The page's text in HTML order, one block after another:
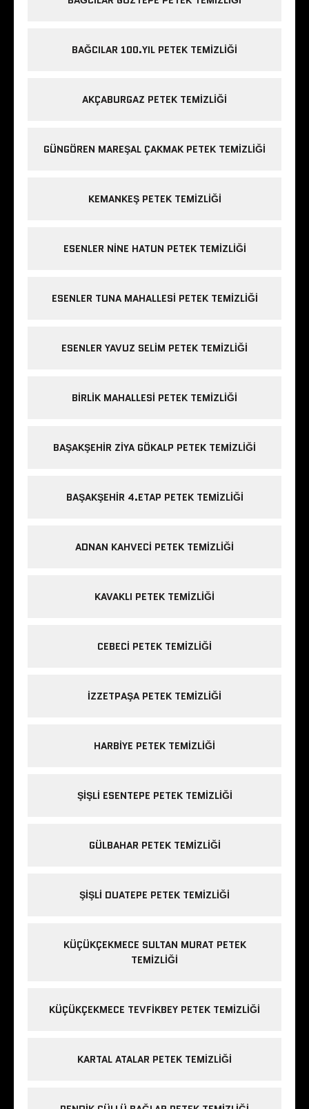
BAĞCILAR 100.YIL PETEK TEMIZLIĞI
AKÇABURGAZ PETEK TEMIZLIĞI
GÜNGÖREN MAREŞAL ÇAKMAK PETEK TEMIZLIĞI
KEMANKEŞ PETEK TEMIZLIĞI
ESENLER NINE HATUN PETEK TEMIZLIĞI
ESENLER TUNA MAHALLESI PETEK TEMIZLIĞI
ESENLER YAVUZ SELIM PETEK TEMIZLIĞI
BIRLIK MAHALLESI PETEK TEMIZLIĞI
BAŞAKŞEHIR ZIYA GÖKALP PETEK TEMIZLIĞI
BAŞAKŞEHIR 4.ETAP PETEK TEMIZLIĞI
ADNAN KAHVECI PETEK TEMIZLIĞI
KAVAKLI PETEK TEMIZLIĞI
CEBECI PETEK TEMIZLIĞI
IZZETPAŞA PETEK TEMIZLIĞI
HARBIYE PETEK TEMIZLIĞI
ŞIŞLI ESENTEPE PETEK TEMIZLIĞI
GÜLBAHAR PETEK TEMIZLIĞI
ŞIŞLI DUATEPE PETEK TEMIZLIĞI
KÜÇÜKÇEKMECE SULTAN MURAT PETEK
TEMIZLIĞI
KÜÇÜKÇEKMECE TEVFIKBEY PETEK TEMIZLIĞI
KARTAL ATALAR PETEK TEMIZLIĞI